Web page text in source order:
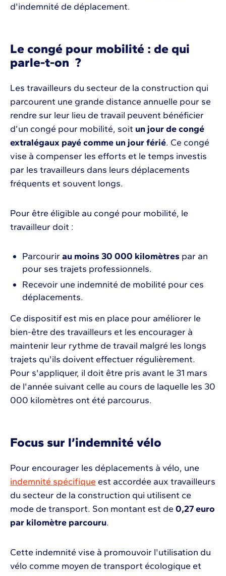
d'indemnité de déplacement.
Le congé pour mobilité : de qui
parle-t-on ?
Les travailleurs du secteur de la construction qui
parcourent une grande distance annuelle pour se
rendre sur leur lieu de travail peuvent bénéficier
d’un congé pour mobilité, soit un jour de congé
extralégaux payé comme un jour férié. Ce congé
vise à compenser les efforts et le temps investis
par les travailleurs dans leurs déplacements
fréquents et souvent longs.
Pour être éligible au congé pour mobilité, le
travailleur doit :
Parcourir au moins 30 000 kilomètres par an
pour ses trajets professionnels.
Recevoir une indemnité de mobilité pour ces
déplacements.
Ce dispositif est mis en place pour améliorer le
bien-être des travailleurs et les encourager à
maintenir leur rythme de travail malgré les longs
trajets qu'ils doivent effectuer régulièrement.
Pour s'appliquer, il doit être pris avant le 31 mars
de l'année suivant celle au cours de laquelle les 30
000 kilomètres ont été parcourus.
Focus sur l’indemnité vélo
Pour encourager les déplacements à vélo, une
indemnité spécifique est accordée aux travailleurs
du secteur de la construction qui utilisent ce
mode de transport. Son montant est de 0,27 euro
par kilomètre parcouru.
Cette indemnité vise à promouvoir l'utilisation du
vélo comme moyen de transport écologique et